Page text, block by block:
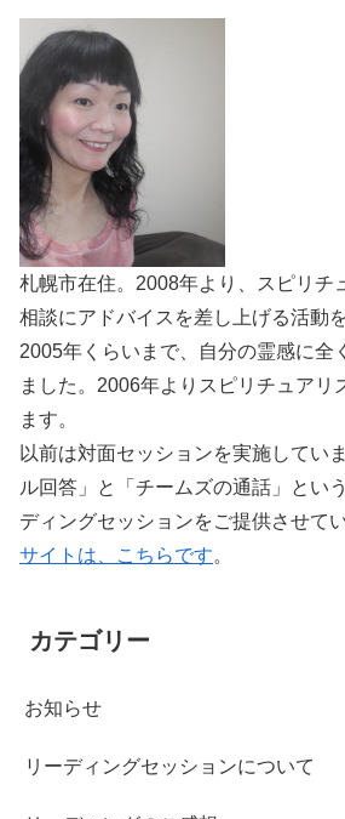
札幌市在住。2008年より、スピリチ
相談にアドバイスを差し上げる活動
2005年くらいまで、自分の霊感に全
ました。2006年よりスピリチュアリ
ます。
以前は対面セッションを実施してい
ル回答」と「チームズの通話」とい
ディングセッションをご提供させて
サイトは、こちらです。
カテゴリー
お知らせ
リーディングセッションについて